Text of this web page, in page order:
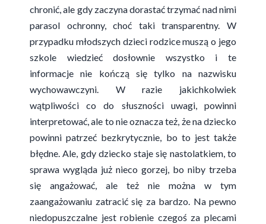
chronić, ale gdy zaczyna dorastać trzymać nad nimi
parasol ochronny, choć taki transparentny. W
przypadku młodszych dzieci rodzice muszą o jego
szkole wiedzieć dosłownie wszystko i te
informacje nie kończą się tylko na nazwisku
wychowawczyni. W razie jakichkolwiek
wątpliwości co do słuszności uwagi, powinni
interpretować, ale to nie oznacza też, że na dziecko
powinni patrzeć bezkrytycznie, bo to jest także
błędne. Ale, gdy dziecko staje się nastolatkiem, to
sprawa wygląda już nieco gorzej, bo niby trzeba
się angażować, ale też nie można w tym
zaangażowaniu zatracić się za bardzo. Na pewno
niedopuszczalne jest robienie czegoś za plecami